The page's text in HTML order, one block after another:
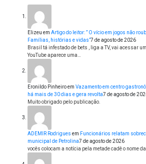
Elizeu em Artigo do leitor: ” O vício em jogos não
Famílias, histórias e vidas”7 de agosto de 2026
Brasil tá infestado de bets , liga a TV, vai acessar
YouTube aparece uma…
Eronildo Pinheiroem Vazamento em centro
há mais de 30 dias e gera revolta7 de agosto de
Muito obrigado pelo publicação.
ADEMIR Rodrigues em Funcionários relatam
municipal de Petrolina7 de agosto de 2026
vocês colocam a notícia pela metade cadê o nome